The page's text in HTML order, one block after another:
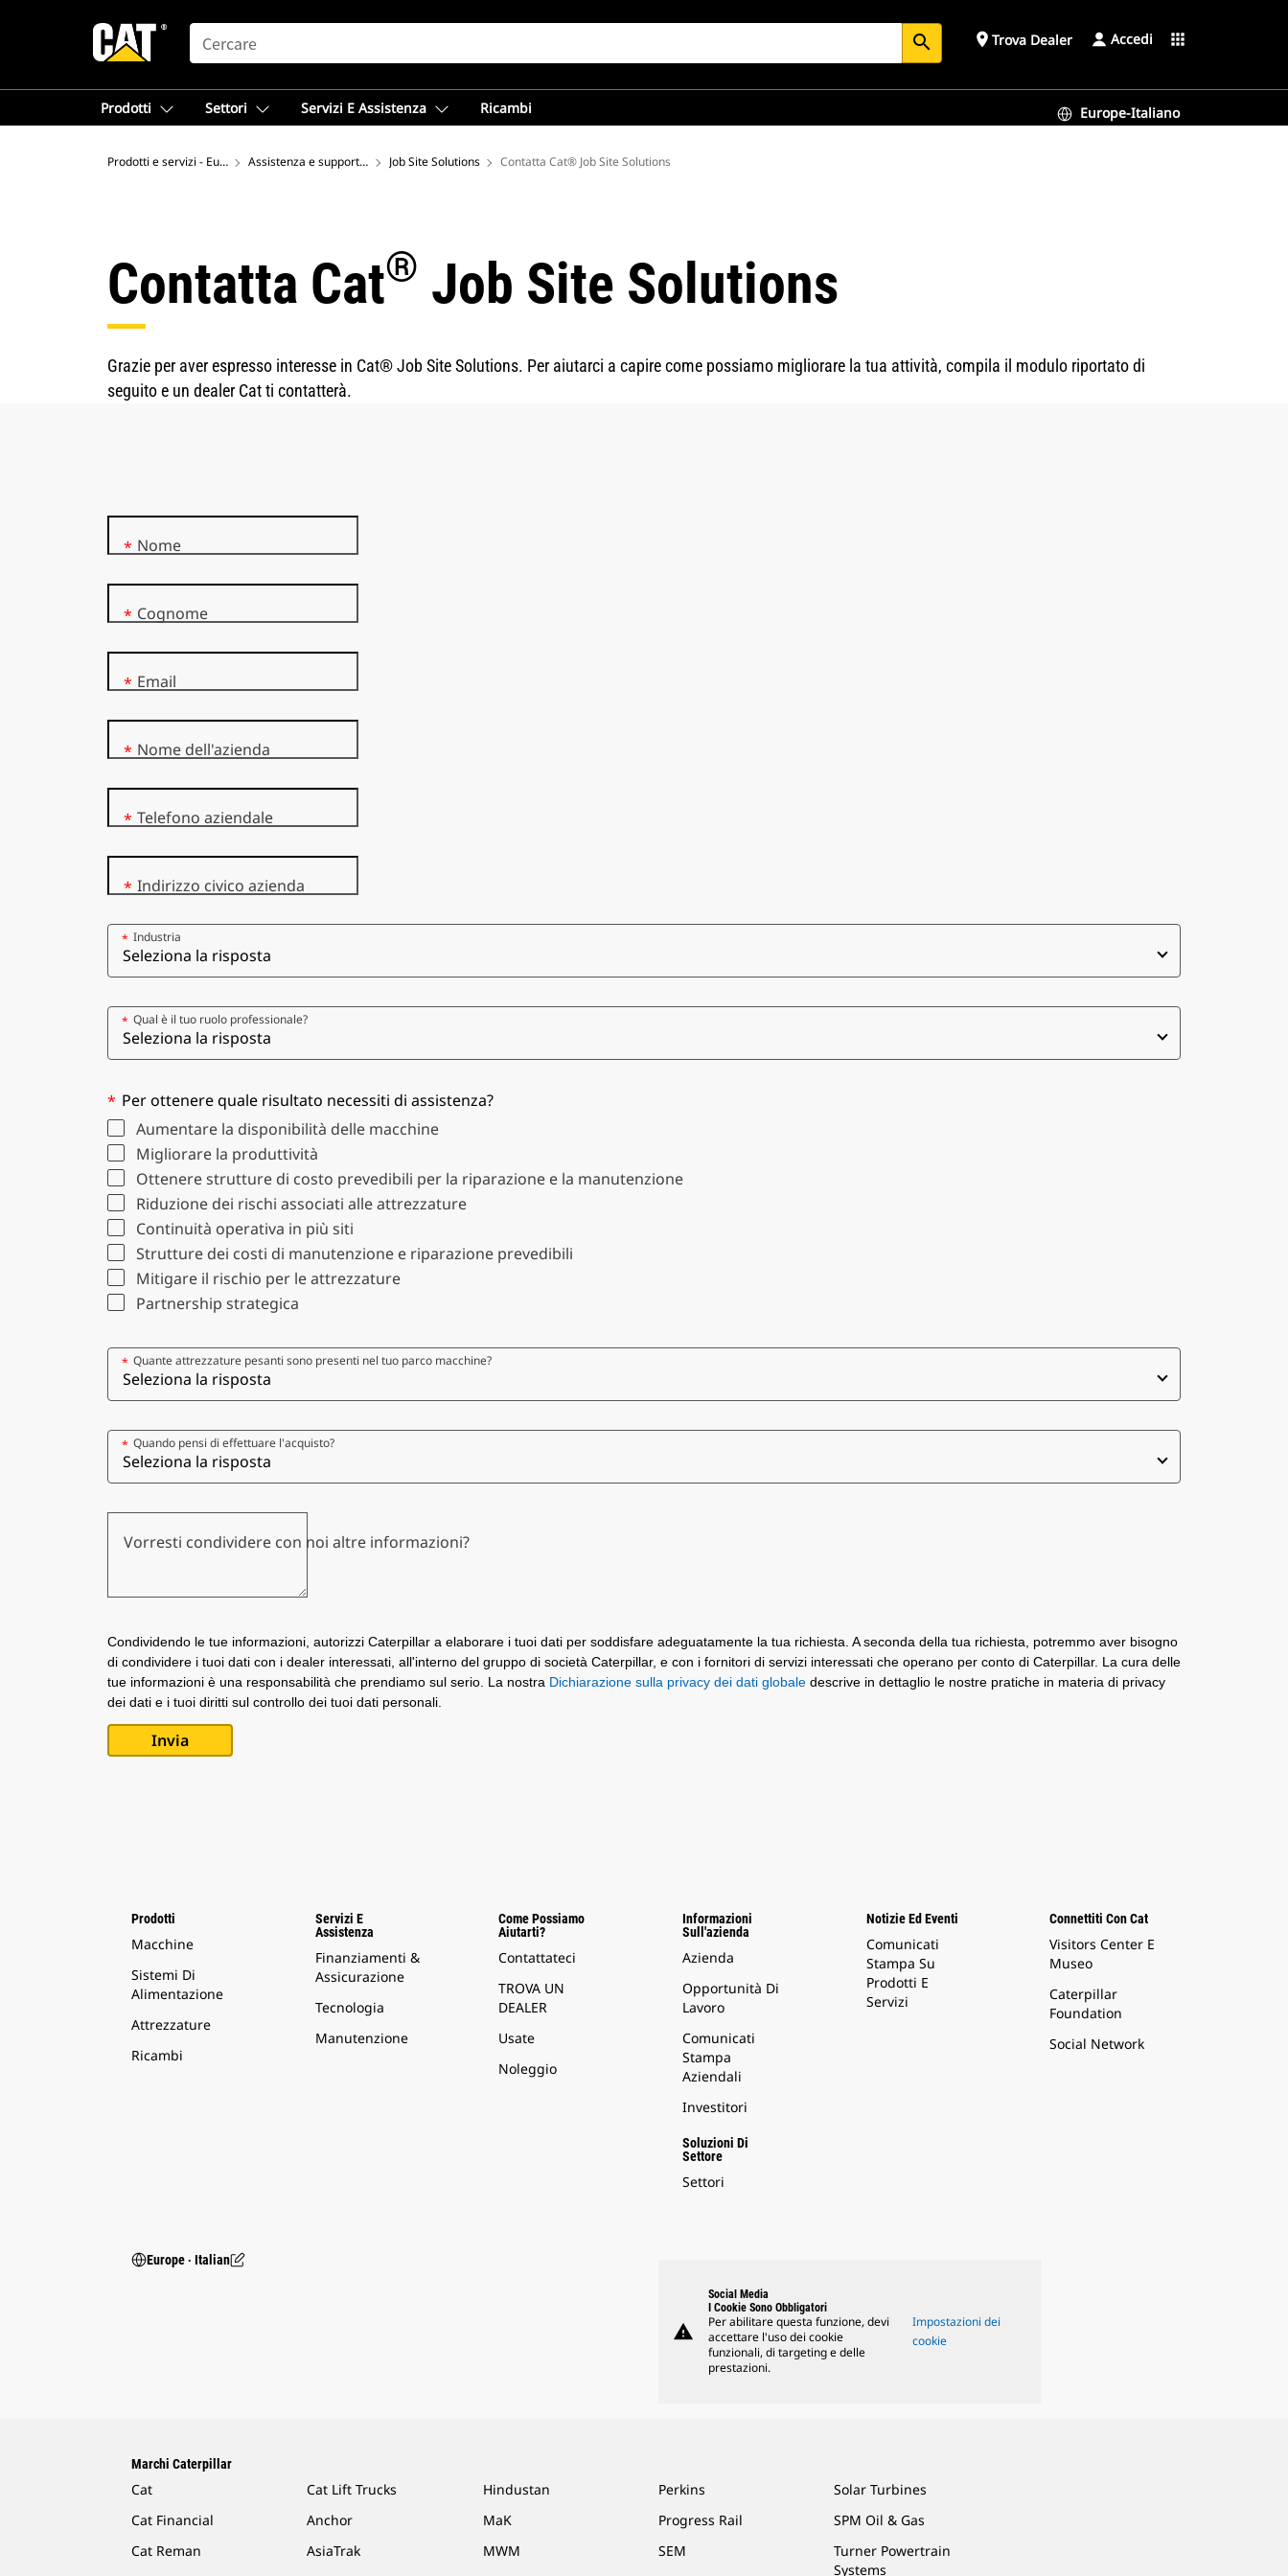
SEARCH search place Trova Dealer Accedi apps
Prodotti Settori Servizi E Assistenza Ricambi Europe-Italiano
Prodotti e servizi - Europa Assistenza e supporto Cat®Job Site Solutions Contatta Cat® Job Site Solutions
Contatta Cat® Job Site Solutions
Grazie per aver espresso interesse in Cat® Job Site Solutions. Per aiutarci a capire come possiamo migliorare la tua attività, compila il modulo riportato di
seguito e un dealer Cat ti contatterà.
Nome
*
Cognome
*
Email
*
Nome dell'azienda
*
Telefono aziendale
*
Indirizzo civico azienda
*
Industria
*
Qual è il tuo ruolo professionale?
*
Per ottenere quale risultato necessiti di assistenza?
*
Aumentare la disponibilità delle macchine
Migliorare la produttività
Ottenere strutture di costo prevedibili per la riparazione e la manutenzione
Riduzione dei rischi associati alle attrezzature
Continuità operativa in più siti
Strutture dei costi di manutenzione e riparazione prevedibili
Mitigare il rischio per le attrezzature
Partnership strategica
Quante attrezzature pesanti sono presenti nel tuo parco macchine?
*
Quando pensi di effettuare l'acquisto?
*
Vorresti condividere con noi altre informazioni?
Condividendo le tue informazioni, autorizzi Caterpillar a elaborare i tuoi dati per soddisfare adeguatamente la tua richiesta. A seconda della tua richiesta, potremmo aver bisogno
di condividere i tuoi dati con i dealer interessati, all'interno del gruppo di società Caterpillar, e con i fornitori di servizi interessati che operano per conto di Caterpillar. La cura delle
tue informazioni è una responsabilità che prendiamo sul serio. La nostra Dichiarazione sulla privacy dei dati globale descrive in dettaglio le nostre pratiche in materia di privacy
dei dati e i tuoi diritti sul controllo dei tuoi dati personali.
Prodotti
Macchine
Sistemi Di
Alimentazione
Attrezzature
Ricambi
Servizi E
Assistenza
Finanziamenti &
Assicurazione
Tecnologia
Manutenzione
Come Possiamo
Aiutarti?
Contattateci
TROVA UN
DEALER
Usate
Noleggio
Informazioni
Sull'azienda
Azienda
Opportunità Di
Lavoro
Comunicati
Stampa
Aziendali
Investitori
Soluzioni Di
Settore
Settori
Notizie Ed Eventi
Comunicati
Stampa Su
Prodotti E
Servizi
Connettiti Con Cat
Visitors Center E
Museo
Caterpillar
Foundation
Social Network
Europe ‧ Italian
warning
Social Media
I Cookie Sono Obbligatori
Per abilitare questa funzione, devi
accettare l'uso dei cookie
funzionali, di targeting e delle
prestazioni.
Impostazioni dei
cookie
Marchi Caterpillar
Cat
Cat Financial
Cat Reman
Cat Lift Trucks
Anchor
AsiaTrak
Hindustan
MaK
MWM
Perkins
Progress Rail
SEM
Solar Turbines
SPM Oil & Gas
Turner Powertrain
Systems